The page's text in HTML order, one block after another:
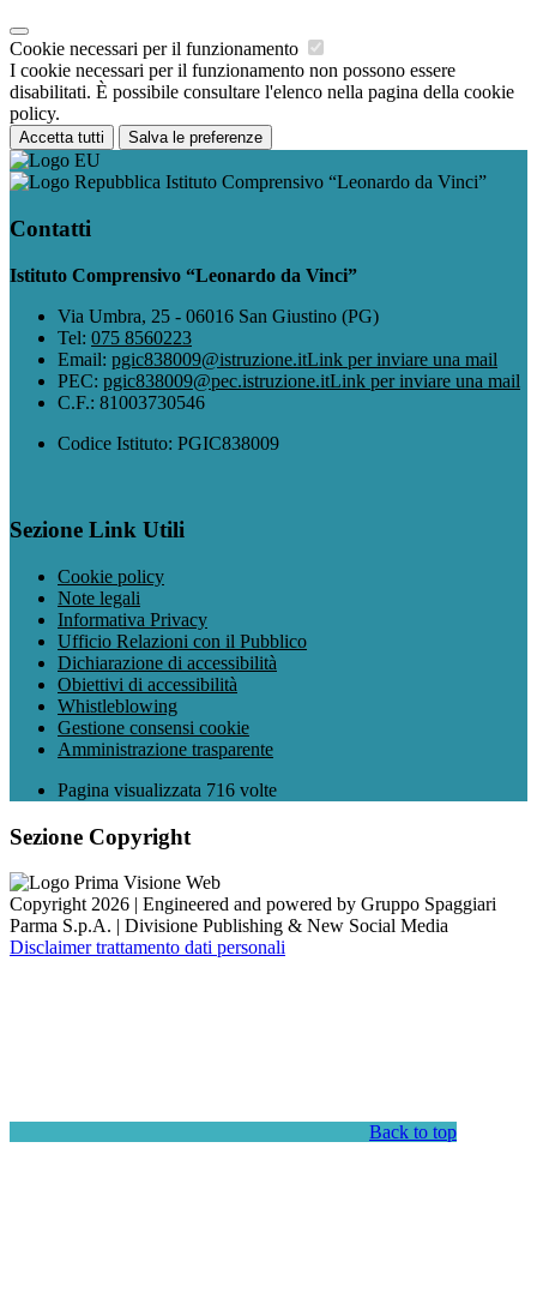
Cookie necessari per il funzionamento
I cookie necessari per il funzionamento non possono essere
disabilitati. È possibile consultare l'elenco nella pagina della cookie
policy.
Accetta tutti Salva le preferenze
Istituto Comprensivo “Leonardo da Vinci”
Contatti
Istituto Comprensivo “Leonardo da Vinci”
Via Umbra, 25 - 06016 San Giustino (PG)
Tel: 075 8560223
Email: pgic838009@istruzione.itLink per inviare una mail
PEC: pgic838009@pec.istruzione.itLink per inviare una mail
C.F.: 81003730546
Codice Istituto: PGIC838009
Sezione Link Utili
Cookie policy
Note legali
Informativa Privacy
Ufficio Relazioni con il Pubblico
Dichiarazione di accessibilità
Obiettivi di accessibilità
Whistleblowing
Gestione consensi cookie
Amministrazione trasparente
Pagina visualizzata 716 volte
Sezione Copyright
Copyright 2026 | Engineered and powered by Gruppo Spaggiari
Parma S.p.A. | Divisione Publishing & New Social Media
Disclaimer trattamento dati personali
Back to top